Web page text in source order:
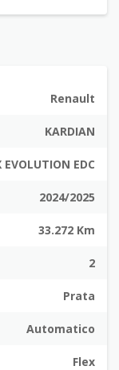
Renault
KARDIAN
EVOLUTION EDC
2024/2025
33.272 Km
2
Prata
Automatico
Flex